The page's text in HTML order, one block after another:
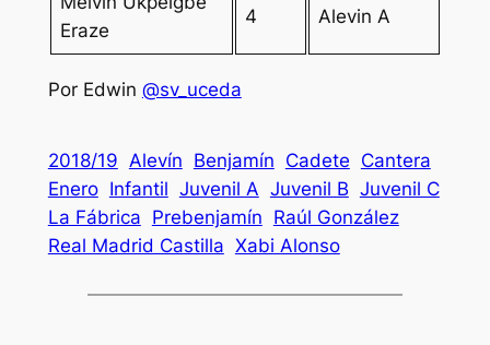
Eraze
4 Alevin A
Por Edwin @sv_uceda
2018/19 Alevín Benjamín Cadete Cantera
Enero Infantil Juvenil A Juvenil B Juvenil C
La Fábrica Prebenjamín Raúl González
Real Madrid Castilla Xabi Alonso